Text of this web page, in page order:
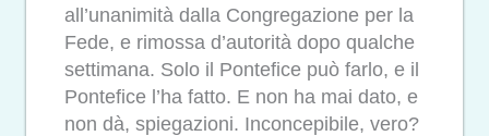
all’unanimità dalla Congregazione per la
Fede, e rimossa d’autorità dopo qualche
settimana. Solo il Pontefice può farlo, e il
Pontefice l’ha fatto. E non ha mai dato, e
non dà, spiegazioni. Inconcepibile, vero?